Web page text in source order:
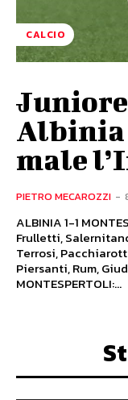
CALCIO
Albinia
male
PIETRO MECAROZZI -
ALBINIA 1-1 MONTESPERTOLI
Frulletti,
Terrosi,
Piersanti, Rum,
MONTESPERTOLI:...